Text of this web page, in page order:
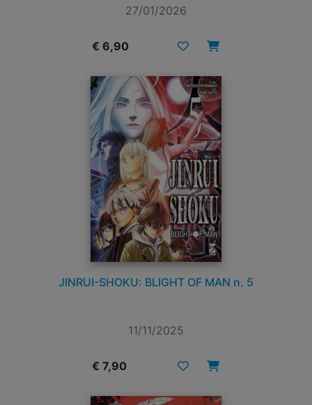
27/01/2026
€ 6,90
JINRUI-SHOKU: BLIGHT OF MAN n. 5
11/11/2025
€ 7,90